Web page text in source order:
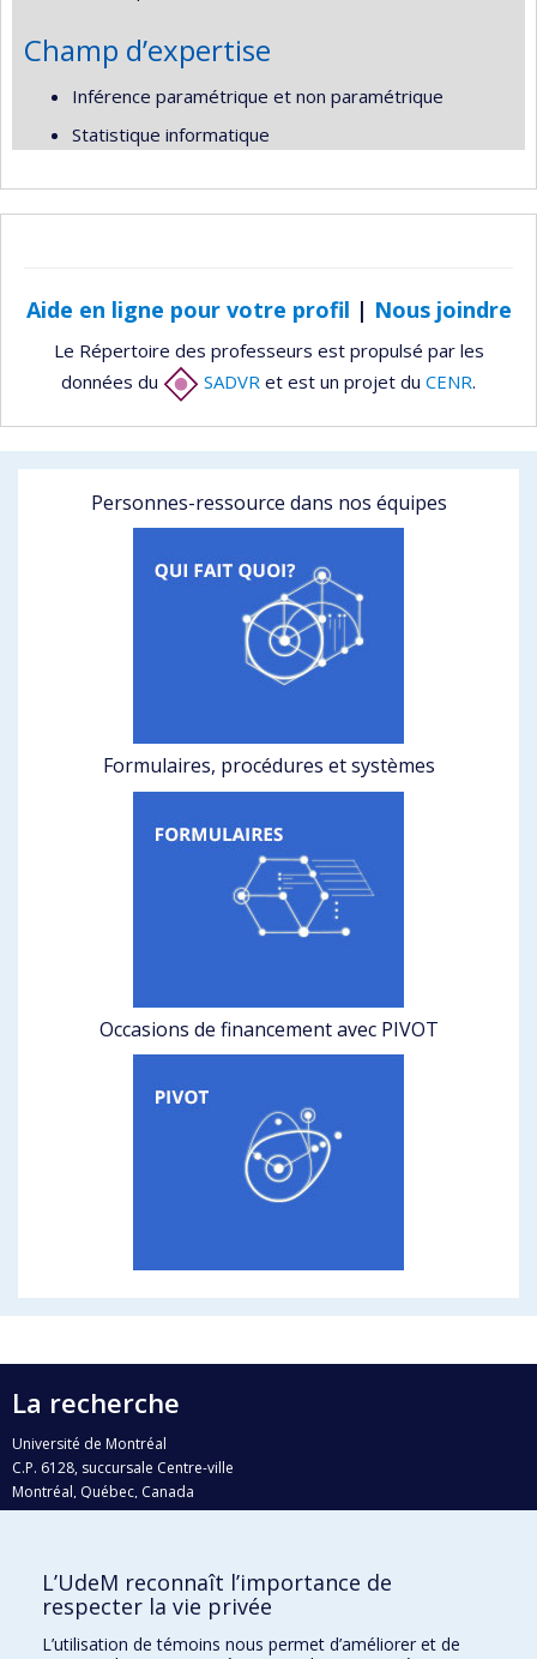
Champ d’expertise
Inférence paramétrique et non paramétrique
Statistique informatique
Aide en ligne pour votre profil | Nous joindre
Le Répertoire des professeurs est propulsé par les
données du
SADVR et est un projet du CENR.
Personnes-ressource dans nos équipes
Formulaires, procédures et systèmes
Occasions de financement avec PIVOT
La recherche
Université de Montréal
C.P. 6128, succursale Centre-ville
Montréal, Québec, Canada
H3C 3J7
Qui fait quoi?
Nous trouver
L’UdeM reconnaît l’importance de
respecter la vie privée
L’utilisation de témoins nous permet d’améliorer et de